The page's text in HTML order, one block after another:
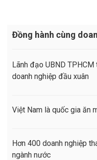
Đồng hành cùng
Lãnh đạo UBND
doanh nghiệp đầu xuân
Việt Nam là quốc gia ăn
Hơn 400 doanh nghiệp
ngành nước